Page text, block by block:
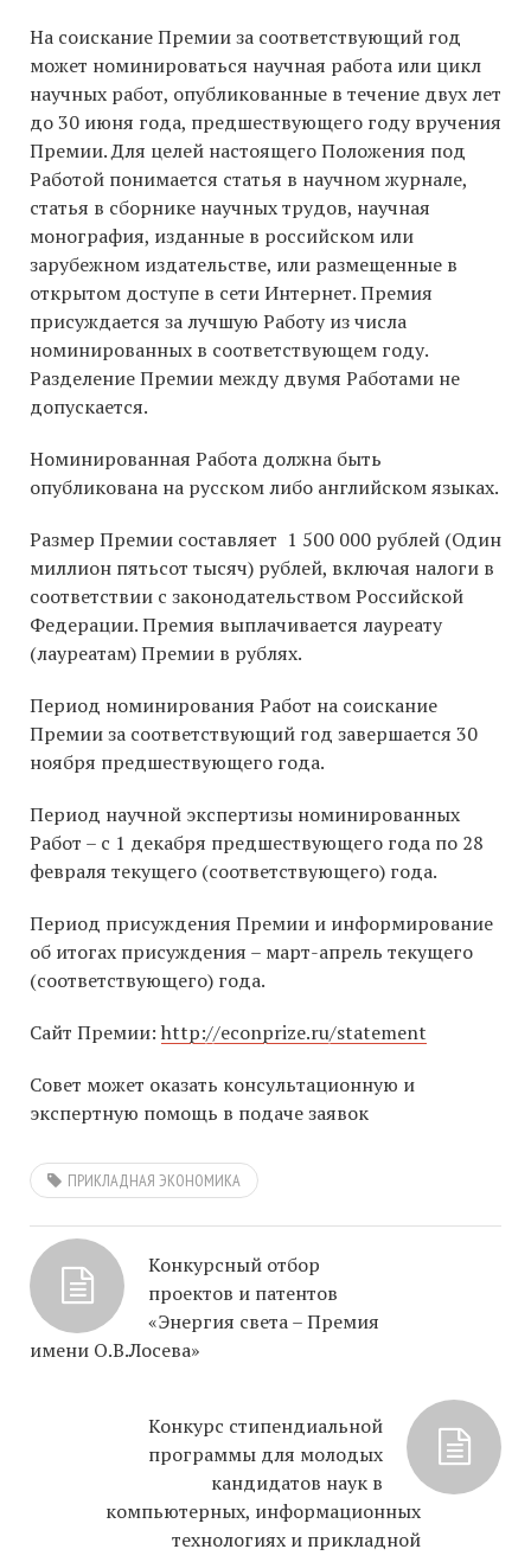
На соискание Премии за соответствующий год
может номинироваться научная работа или цикл
научных работ, опубликованные в течение двух лет
до 30 июня года, предшествующего году вручения
Премии. Для целей настоящего Положения под
Работой понимается статья в научном журнале,
статья в сборнике научных трудов, научная
монография, изданные в российском или
зарубежном издательстве, или размещенные в
открытом доступе в сети Интернет. Премия
присуждается за лучшую Работу из числа
номинированных в соответствующем году.
Разделение Премии между двумя Работами не
допускается.
Номинированная Работа должна быть
опубликована на русском либо английском языках.
Размер Премии составляет 1 500 000 рублей (Один
миллион пятьсот тысяч) рублей, включая налоги в
соответствии с законодательством Российской
Федерации. Премия выплачивается лауреату
(лауреатам) Премии в рублях.
Период номинирования Работ на соискание
Премии за соответствующий год завершается 30
ноября предшествующего года.
Период научной экспертизы номинированных
Работ – с 1 декабря предшествующего года по 28
февраля текущего (соответствующего) года.
Период присуждения Премии и информирование
об итогах присуждения – март-апрель текущего
(соответствующего) года.
Сайт Премии: http://econprize.ru/statement
Совет может оказать консультационную и
экспертную помощь в подаче заявок
ПРИКЛАДНАЯ ЭКОНОМИКА
Конкурсный отбор
проектов и патентов
«Энергия света – Премия
имени О.В.Лосева»
Конкурс стипендиальной
программы для молодых
кандидатов наук в
компьютерных, информационных
технологиях и прикладной